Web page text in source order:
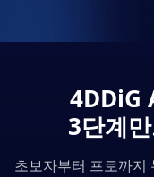
4DDiG
3단계
초보자부터 프로까지